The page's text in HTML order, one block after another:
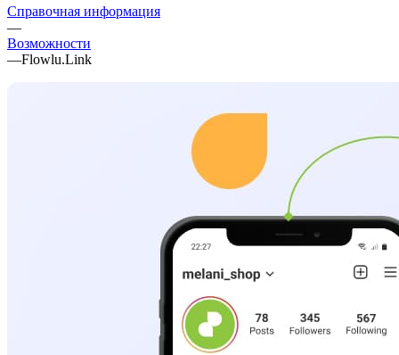
Справочная информация
—
Возможности
—Flowlu.Link